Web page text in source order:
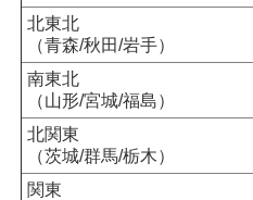
北東北
（青森/秋田/岩手）
南東北
（山形/宮城/福島）
北関東
（茨城/群馬/栃木）
関東